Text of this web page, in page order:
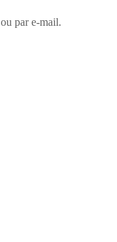
par e-mail.